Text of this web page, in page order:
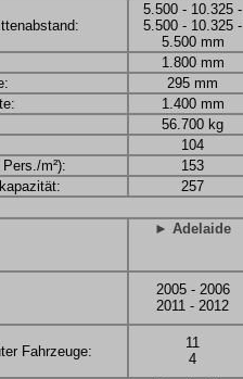
5.500 - 10.325 -
5.500 - 10.325 -
5.500 mm
1.800 mm
295 mm
1.400 mm
56.700 kg
104
m²):
153
257
► Adelaide
2005 - 2006
2011 - 2012
Fahrzeuge:
11
4